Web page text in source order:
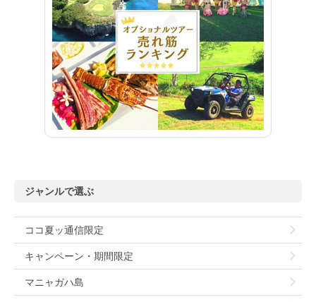
ジャンルで選ぶ
ココ夏ッ通信限定
キャンペーン・期間限定
マニャガハ島